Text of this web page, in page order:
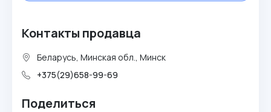
Контакты продавца
Беларусь, Минская обл., Минск
+375(29)658-99-69
Поделиться